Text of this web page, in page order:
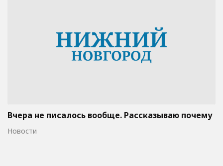
Вчера не писалось вообще. Рассказываю почему
Новости